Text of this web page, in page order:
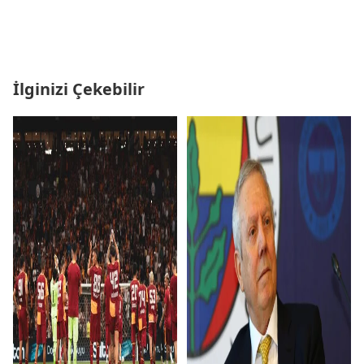
İlginizi Çekebilir